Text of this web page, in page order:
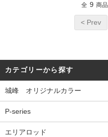
全 9 商品
< Prev
カテゴリーから探す
城峰 オリジナルカラー
P-series
エリアロッド